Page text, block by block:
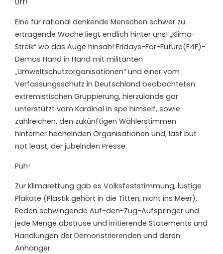
Uff!
Eine für rational denkende Menschen schwer zu
ertragende Woche liegt endlich hinter uns! „Klima-
Streik“ wo das Auge hinsah! Fridays-For-Future(F4F)-
Demos Hand in Hand mit militanten
„Umweltschutzorganisationen“ und einer vom
Verfassungsschutz in Deutschland beobachteten
extremistischen Gruppierung, hierzulande gar
unterstützt vom Kardinal in spe himself, sowie
zahlreichen, den zukünftigen Wählerstimmen
hinterher hechelnden Organisationen und, last but
not least, der jubelnden Presse.
Puh!
Zur Klimarettung gab es Volksfeststimmung, lustige
Plakate (Plastik gehört in die Titten, nicht ins Meer),
Reden schwingende Auf-den-Zug-Aufspringer und
jede Menge abstruse und irritierende Statements und
Handlungen der Demonstrierenden und deren
Anhänger.